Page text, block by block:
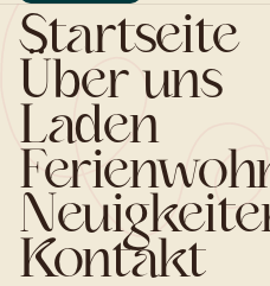
Startseite
Über uns
Laden
Kontakt